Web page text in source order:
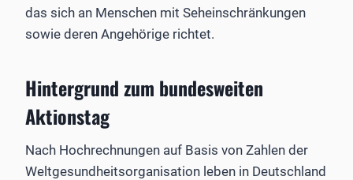
das sich an Menschen mit Seheinschränkungen
sowie deren Angehörige richtet.
Hintergrund zum bundesweiten
Aktionstag
Nach Hochrechnungen auf Basis von Zahlen der
Weltgesundheitsorganisation leben in Deutschland